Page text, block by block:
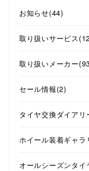
お知らせ(44)
取り扱いサービス
取り扱いメーカー
セール情報(2)
タイヤ交換ダイアリ
ホイール装着ギャラ
オールシーズンタイ